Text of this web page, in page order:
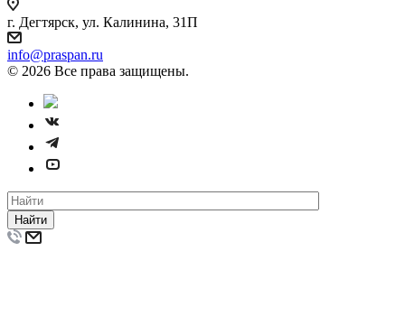
г. Дегтярск, ул. Калинина, 31П
info@praspan.ru
© 2026 Все права защищены.
Найти